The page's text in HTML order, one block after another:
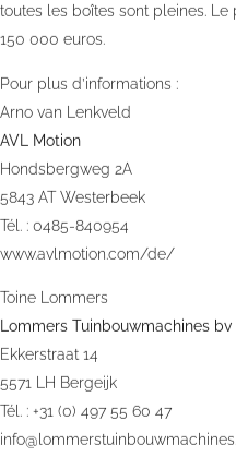
toutes les boîtes sont pleines. Le
150 000 euros.
Pour plus d’informations :
Arno van Lenkveld
AVL Motion
Hondsbergweg 2A
5843 AT Westerbeek
Tél. : 0485-840954
www.avlmotion.com/de/
Toine Lommers
Lommers Tuinbouwmachines bv
Ekkerstraat 14
5571 LH Bergeijk
Tél. : +31 (0) 497 55 60 47